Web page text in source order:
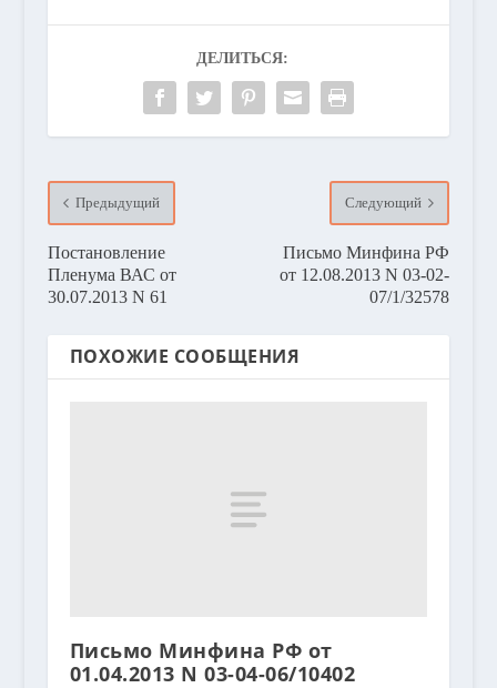
ДЕЛИТЬСЯ:
Предыдущий
Постановление
Пленума ВАС от
30.07.2013 N 61
Следующий
Письмо Минфина РФ
от 12.08.2013 N 03-02-
07/1/32578
ПОХОЖИЕ СООБЩЕНИЯ
Письмо Минфина РФ от
01.04.2013 N 03-04-06/10402